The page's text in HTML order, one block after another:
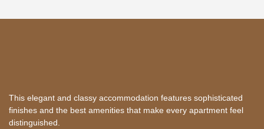
This elegant and classy accommodation features sophisticated
finishes and the best amenities that make every apartment feel
distinguished.